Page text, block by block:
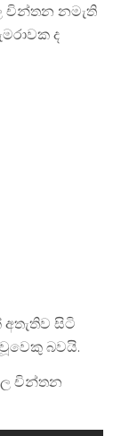
චින්තන නමැති
ද
සිටි
බවයි.
චින්තන